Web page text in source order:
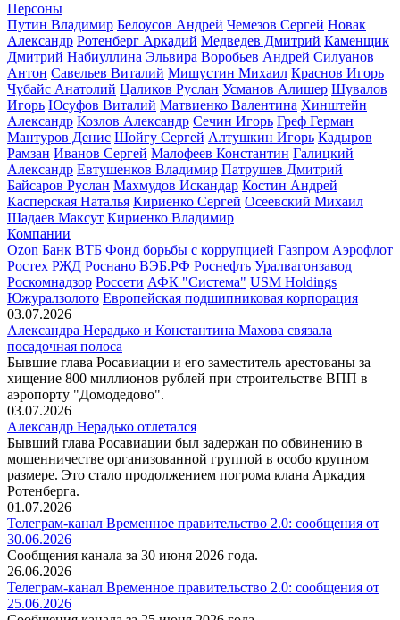
Персоны
Путин Владимир Белоусов Андрей Чемезов Сергей Новак
Александр Ротенберг Аркадий Медведев Дмитрий Каменщик
Дмитрий Набиуллина Эльвира Воробьев Андрей Силуанов
Антон Савельев Виталий Мишустин Михаил Краснов Игорь
Чубайс Анатолий Цаликов Руслан Усманов Алишер Шувалов
Игорь Юсуфов Виталий Матвиенко Валентина Хинштейн
Александр Козлов Александр Сечин Игорь Греф Герман
Мантуров Денис Шойгу Сергей Алтушкин Игорь Кадыров
Рамзан Иванов Сергей Малофеев Константин Галицкий
Александр Евтушенков Владимир Патрушев Дмитрий
Байсаров Руслан Махмудов Искандар Костин Андрей
Касперская Наталья Кириенко Сергей Осеевский Михаил
Шадаев Максут Кириенко Владимир
Компании
Ozon Банк ВТБ Фонд борьбы с коррупцией Газпром Аэрофлот
Ростех РЖД Роснано ВЭБ.РФ Роснефть Уралвагонзавод
Роскомнадзор Россети АФК "Система" USM Holdings
Южуралзолото Европейская подшипниковая корпорация
03.07.2026
Александра Нерадько и Константина Махова связала
посадочная полоса
Бывшие глава Росавиации и его заместитель арестованы за
хищение 800 миллионов рублей при строительстве ВПП в
аэропорту "Домодедово".
03.07.2026
Александр Нерадько отлетался
Бывший глава Росавиации был задержан по обвинению в
мошенничестве организованной группой в особо крупном
размере. Это стало продолжением погрома клана Аркадия
Ротенберга.
01.07.2026
Телеграм-канал Временное правительство 2.0: сообщения от
30.06.2026
Сообщения канала за 30 июня 2026 года.
26.06.2026
Телеграм-канал Временное правительство 2.0: сообщения от
25.06.2026